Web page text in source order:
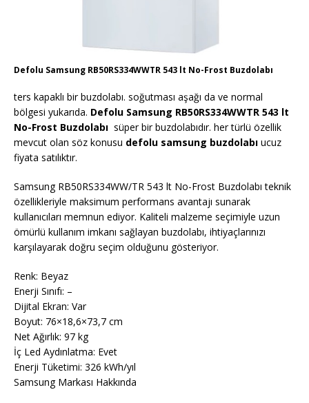
Defolu Samsung RB50RS334WWTR 543 lt No-Frost Buzdolabı
ters kapaklı bir buzdolabı. soğutması aşağı da ve normal
bölgesi yukarıda. Defolu Samsung RB50RS334WWTR 543 lt
No-Frost Buzdolabı süper bir buzdolabıdır. her türlü özellik
mevcut olan söz konusu defolu samsung buzdolabı ucuz
fiyata satılıktır.
Samsung RB50RS334WW/TR 543 lt No-Frost Buzdolabı teknik
özellikleriyle maksimum performans avantajı sunarak
kullanıcıları memnun ediyor. Kaliteli malzeme seçimiyle uzun
ömürlü kullanım imkanı sağlayan buzdolabı, ihtiyaçlarınızı
karşılayarak doğru seçim olduğunu gösteriyor.
Renk: Beyaz
Enerji Sınıfı: –
Dijital Ekran: Var
Boyut: 76×18,6×73,7 cm
Net Ağırlık: 97 kg
İç Led Aydınlatma: Evet
Enerji Tüketimi: 326 kWh/yıl
Samsung Markası Hakkında